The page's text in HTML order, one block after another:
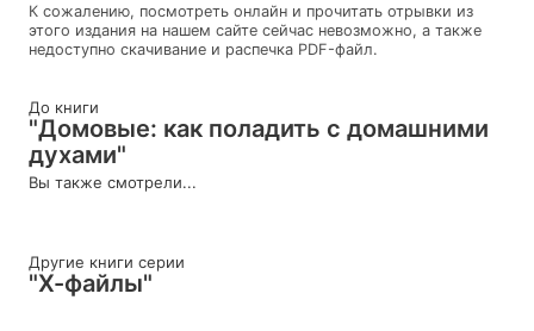
К сожалению, посмотреть онлайн и прочитать отрывки из
этого издания на нашем сайте сейчас невозможно, а также
недоступно скачивание и распечка PDF-файл.
До книги
"Домовые: как поладить с домашними
духами"
Вы также смотрели...
Другие книги серии
"Х-файлы"